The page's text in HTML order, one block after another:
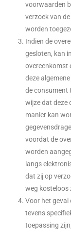
voorwaarden
verzoek van
worden
Indien de
gesloten, kan
overeenkomst
deze
de consument
wijze dat deze
manier kan
voordat de
worden
langs
dat zij op
weg kosteloos
Voor het geval
tevens
toepassing